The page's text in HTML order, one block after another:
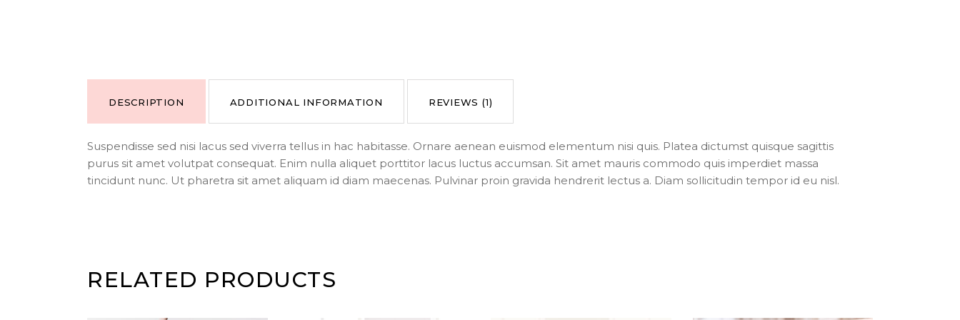
DESCRIPTION ADDITIONAL INFORMATION REVIEWS (1)
Suspendisse sed nisi lacus sed viverra tellus in hac habitasse. Ornare aenean euismod elementum nisi quis. Platea dictumst quisque sagittis
purus sit amet volutpat consequat. Enim nulla aliquet porttitor lacus luctus accumsan. Sit amet mauris commodo quis imperdiet massa
tincidunt nunc. Ut pharetra sit amet aliquam id diam maecenas. Pulvinar proin gravida hendrerit lectus a. Diam sollicitudin tempor id eu nisl.
RELATED PRODUCTS